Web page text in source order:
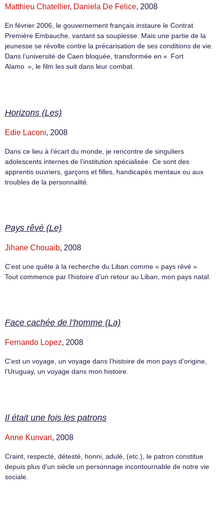
Matthieu Chatellier, Daniela De Felice, 2008
En février 2006, le gouvernement français instaure le Contrat
Première Embauche, vantant sa souplesse. Mais une partie de la
jeunesse se révolte contre la précarisation de ses conditions de vie.
Dans l’université de Caen bloquée, transformée en « Fort
Alamo », le film les suit dans leur combat.
Horizons (Les)
Edie Laconi, 2008
Dans ce lieu à l’écart du monde, je rencontre de singuliers
adolescents internes de l’institution spécialisée. Ce sont des
apprentis ouvriers, garçons et filles, handicapés mentaux ou aux
troubles de la personnalité.
Pays rêvé (Le)
Jihane Chouaib, 2008
C’est une quête à la recherche du Liban comme « pays rêvé ».
Tout commence par l’histoire d’un retour au Liban, mon pays natal.
Face cachée de l’homme (La)
Fernando Lopez, 2008
C’est un voyage, un voyage dans l’histoire de mon pays d’origine,
l’Uruguay, un voyage dans mon histoire.
Il était une fois les patrons
Anne Kunvari, 2008
Craint, respecté, détesté, honni, adulé, (etc.), le patron constitue
depuis plus d’un siècle un personnage incontournable de notre vie
sociale.